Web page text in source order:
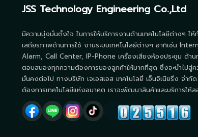
JSS Technology Engineering Co.,Ltd
มีความมุ่งมั่นตั้งใจ ในการให้บริการงานด้านเทคโนโลยีต่างๆ ใ
เสถียรภาพด้านการใช้ งานระบบเทคโนโลยีต่างๆ อาทิเช่น
Alarm, Call Center, IP-Phone เครื่องเสียงห้องประชุม ด้า
ตอบสนองทุกความต้องการของลูกค้าให้มากที่สุด ซึ่งจะนำไปสู่ค
มั่นคงต่อไป ทางบริษัท เจเอสเอส เทคโนโลยี่ เอ็นจิเนียริ่ง จำ
ต้องการเทคโนโลยีแห่งอนาคต เราจะพัฒนาสินค้าและบริการให้